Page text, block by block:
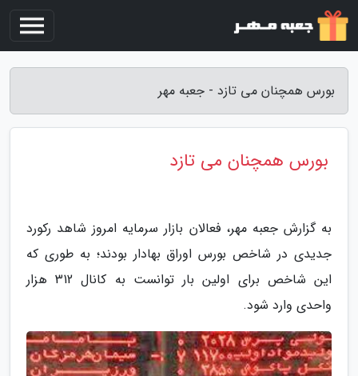
بورس همچنان می تازد - جعبه مهر
بورس همچنان می تازد
به گزارش جعبه مهر، فعالان بازار سرمایه امروز شاهد رکورد
جدیدی در شاخص بورس اوراق بهادار بودند؛ به طوری که
این شاخص برای اولین بار توانست به کانال 312 هزار
واحدی وارد شود.